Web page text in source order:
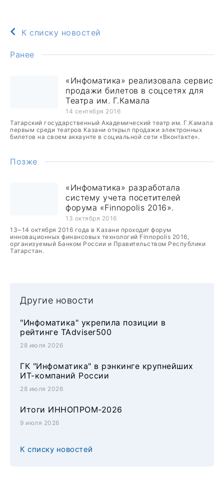
К списку новостей
Ранее
«Инфоматика» реализовала сервис
продажи билетов в соцсетях для
Театра им. Г.Камала
14 сентября 2016
Татарский государственный Академический театр им. Г.Камала
первым среди театров Казани открыл продажи электронных
билетов на своем аккаунте в социальной сети «Вконтакте».
Позже
«Инфоматика» разработала
систему учета посетителей
форума «Finnopolis 2016».
13 октября 2016
13‒14 октября 2016 года в Казани проходит форум
инновационных финансовых технологий Finnopolis 2016,
организуемый Банком России и Правительством Республики
Татарстан.
Другие новости
"Инфоматика" укрепила позиции в
рейтинге TAdviser500
28 июля 2026
ГК "Инфоматика" в рэнкинге крупнейших
ИТ-компаний России
28 июля 2026
Итоги ИННОПРОМ-2026
9 июля 2026
К списку новостей